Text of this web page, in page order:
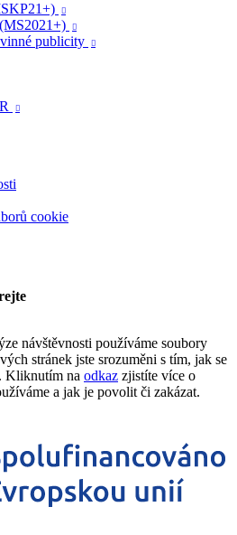


publicity 

cookie
návštěvnosti používáme soubory
stránek jste srozuměni s tím, jak se
Kliknutím na odkaz zjistíte více o
a jak je povolit či zakázat.